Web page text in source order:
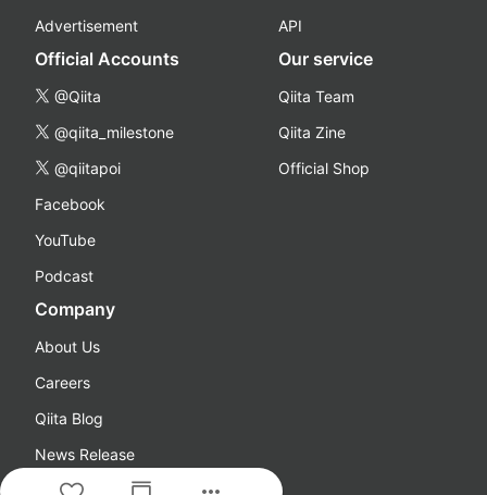
Advertisement
API
Official Accounts
@Qiita
@qiita_milestone
@qiitapoi
Facebook
YouTube
Podcast
Our service
Qiita Team
Qiita Zine
Official Shop
Company
About Us
Careers
Qiita Blog
News Release